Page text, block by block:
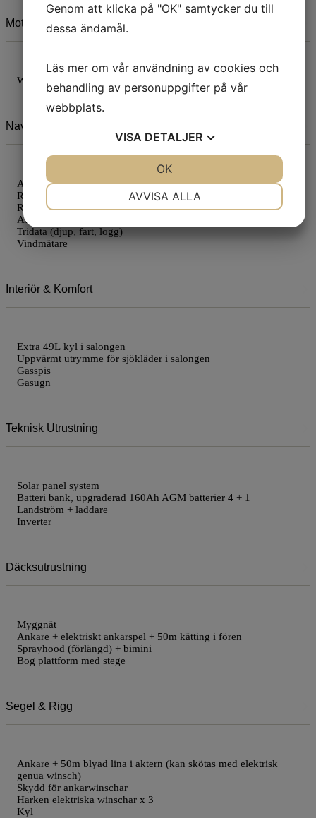
Motor & Framdrift
Webasto diesel driven värme
Navigation & Instrument
AIS receiver
Raymarine Axiom Lighthouse Plotter x 2, från 2019
Radar
Autopilot
Tridata (djup, fart, logg)
Vindmätare
Interiör & Komfort
Extra 49L kyl i salongen
Uppvärmt utrymme för sjökläder i salongen
Gasspis
Gasugn
Teknisk Utrustning
Solar panel system
Batteri bank, upgraderad 160Ah AGM batterier 4 + 1
Landström + laddare
Inverter
Däcksutrustning
Myggnät
Ankare + elektriskt ankarspel + 50m kätting i fören
Sprayhood (förlängd) + bimini
Bog plattform med stege
Segel & Rigg
Ankare + 50m blyad lina i aktern (kan skötas med elektrisk
genua winsch)
Skydd för ankarwinschar
Harken elektriska winschar x 3
Kyl
Genom att klicka på "OK" samtycker du till
dessa ändamål.
Läs mer om vår användning av cookies och
behandling av personuppgifter på vår
webbplats.
VISA DETALJER
MARKNADSFÖRING
AVVISA ALLA
OK